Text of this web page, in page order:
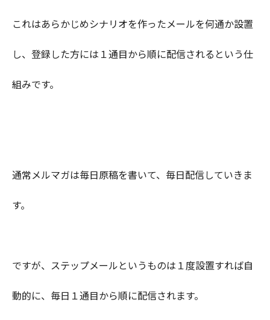
これはあらかじめシナリオを作ったメールを何通か設置
し、登録した方には１通目から順に配信されるという仕
組みです。
通常メルマガは毎日原稿を書いて、毎日配信していきま
す。
ですが、ステップメールというものは１度設置すれば自
動的に、毎日１通目から順に配信されます。